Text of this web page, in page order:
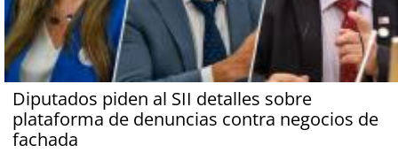
Diputados piden al SII detalles sobre
plataforma de denuncias contra negocios de
fachada